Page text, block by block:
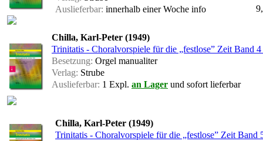
Auslieferbar: innerhalb einer Woche info
Chilla, Karl-Peter (1949)
Trinitatis - Choralvorspiele für die „festlose” Zeit Band
Besetzung: Orgel manualiter
Verlag: Strube
Auslieferbar: 1 Expl. an Lager und sofort lieferbar
Chilla, Karl-Peter (1949)
Trinitatis - Choralvorspiele für die „festlose” Zeit Band